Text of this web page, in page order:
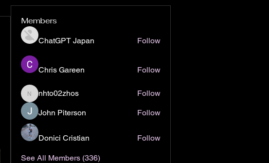
Members
ChatGPT Japan Follow
Chris Gareen Follow
nhto02zhos
nhto02zhos Follow
John Piterson Follow
Donici Cristian Follow
See All Members (336)